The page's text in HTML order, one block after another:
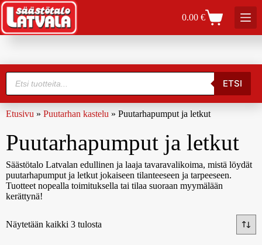
0.00€
ETSI
Etusivu » Puutarhan kastelu » Puutarhapumput ja letkut
Puutarhapumput ja letkut
Säästötalo Latvalan edullinen ja laaja tavaravalikoima, mistä löydät
puutarhapumput ja letkut jokaiseen tilanteeseen ja tarpeeseen.
Tuotteet nopealla toimituksella tai tilaa suoraan myymälään
kerättynä!
Näytetään kaikki 3 tulosta